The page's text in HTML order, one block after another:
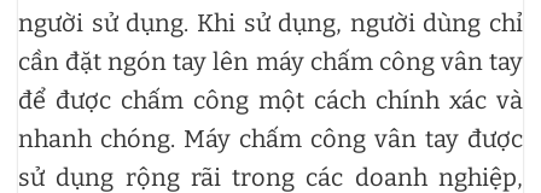
người sử dụng. Khi sử dụng, người dùng chỉ
cần đặt ngón tay lên máy chấm công vân tay
để được chấm công một cách chính xác và
nhanh chóng. Máy chấm công vân tay được
sử dụng rộng rãi trong các doanh nghiệp,